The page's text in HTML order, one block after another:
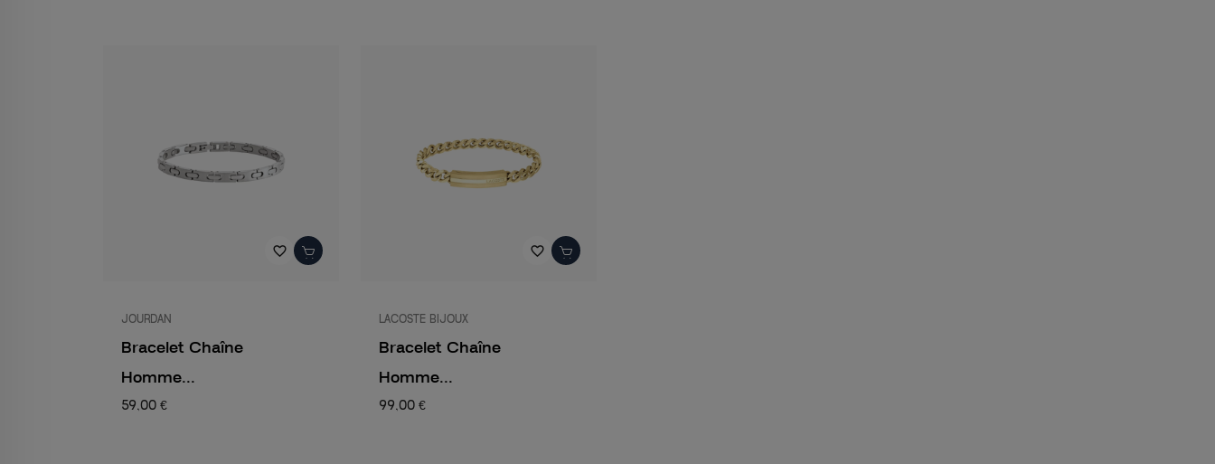
favorite_border
JOURDAN
Bracelet Chaîne
Homme...
59,00 €
favorite_border
LACOSTE BIJOUX
Bracelet Chaîne
Homme...
99,00 €